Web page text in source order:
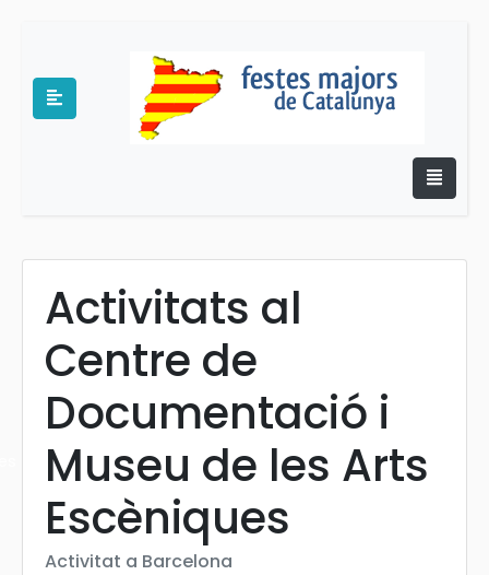
Activitats al
Centre de
Documentació i
Museu de les Arts
Escèniques
Activitat a Barcelona